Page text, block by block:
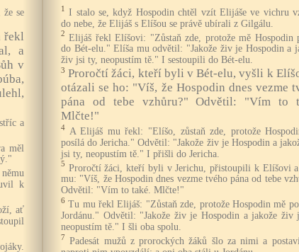
se
řekl
a
v
a
měl
k
ať
1
I stalo se, když Hospodin chtěl vzít Elijáše ve vichru
do nebe, že Elijáš s Elíšou se právě ubírali z Gilgálu.
2 Elijáš řekl Elíšovi: "Zůstaň zde, protože mě Hospodin
do Bét-elu." Elíša mu odvětil: "Jakože živ je Hospodin a
živ jsi ty, neopustím tě." I sestoupili do Bét-elu.
3 Proročtí žáci, kteří byli v Bét-elu, vyšli k
otázali se ho: "Víš, že Hospodin dnes vezme
pána od tebe vzhůru?" Odvětil: "Vím to
Mlčte!"
4 A Elijáš mu řekl: "Elíšo, zůstaň zde, protože
posílá do Jericha." Odvětil: "Jakože živ je Hospodin a
jsi ty, neopustím tě." I přišli do Jericha.
5 Proročtí žáci, kteří byli v Jerichu, přistoupili k Elíšovi
mu: "Víš, že Hospodin dnes vezme tvého pána od tebe
Odvětil: "Vím to také. Mlčte!"
6 Tu mu řekl Elijáš: "Zůstaň zde, protože Hospodin mě
Jordánu." Odvětil: "Jakože živ je Hospodin a jakože živ
neopustím tě." I šli oba spolu.
7
Padesát mužů z prorockých žáků šlo za nimi a